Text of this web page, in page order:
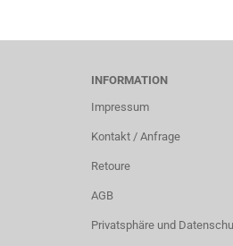
INFORMATION
Impressum
Kontakt / Anfrage
Retoure
AGB
Privatsphäre und